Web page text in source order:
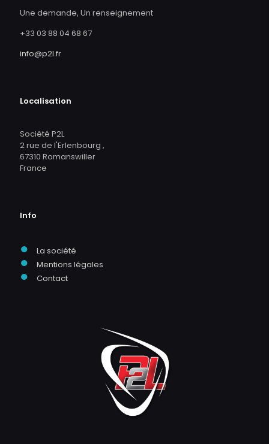
Une demande, Un renseignement
+33 03 88 04 68 67
info@p2l.fr
Localisation
Société P2L
2 rue de l'Erlenbourg ,
67310 Romanswiller
France
Info
● La société
● Mentions légales
● Contact